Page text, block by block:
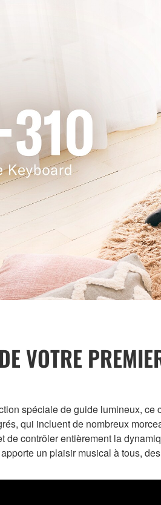
VOTRE
spéciale de guide lumineux,
qui incluent de nombreux
de contrôler entièrement la
un plaisir musical à tous,